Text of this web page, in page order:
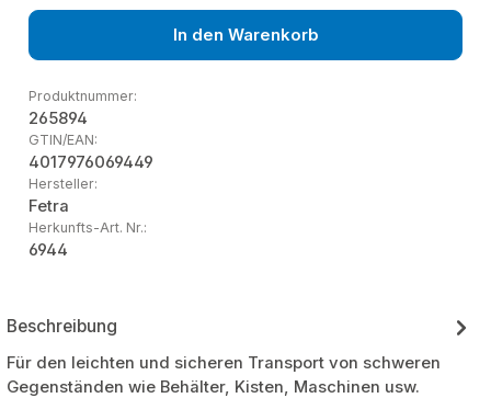
In den Warenkorb
Produktnummer:
265894
GTIN/EAN:
4017976069449
Hersteller:
Fetra
Herkunfts-Art. Nr.:
6944
Beschreibung
Für den leichten und sicheren Transport von schweren
Gegenständen wie Behälter, Kisten, Maschinen usw.